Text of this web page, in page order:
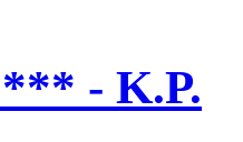
- K.P.